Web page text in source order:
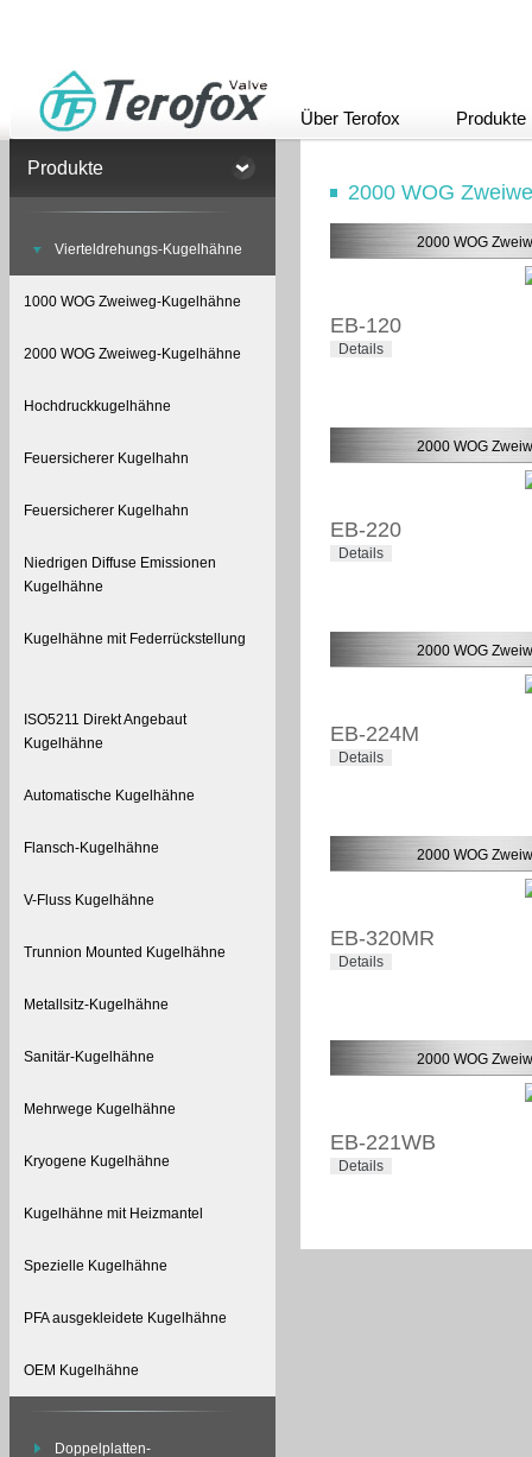
Über Terofox Produkte
Produkte
Vierteldrehungs-Kugelhähne
1000 WOG Zweiweg-Kugelhähne
2000 WOG Zweiweg-Kugelhähne
Hochdruckkugelhähne
Feuersicherer Kugelhahn
Feuersicherer Kugelhahn
Niedrigen Diffuse Emissionen
Kugelhähne
Kugelhähne mit Federrückstellung
ISO5211 Direkt Angebaut
Kugelhähne
Automatische Kugelhähne
Flansch-Kugelhähne
V-Fluss Kugelhähne
Trunnion Mounted Kugelhähne
Metallsitz-Kugelhähne
Sanitär-Kugelhähne
Mehrwege Kugelhähne
Kryogene Kugelhähne
Kugelhähne mit Heizmantel
Spezielle Kugelhähne
PFA ausgekleidete Kugelhähne
OEM Kugelhähne
Doppelplatten-
2000 WOG
2000 WOG
EB-120
Details
2000 WOG
EB-220
Details
2000 WOG
EB-224M
Details
2000 WOG
EB-320MR
Details
2000 WOG
EB-221WB
Details